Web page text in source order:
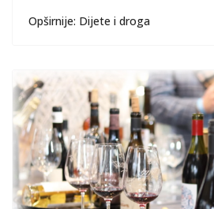
Opširnije: Dijete i droga